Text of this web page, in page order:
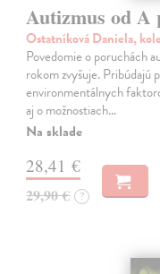
Autizmus od A
Ostatníková Daniela,
Povedomie o poruchách
rokom zvyšuje. Pribúdajú
environmentálnych
aj o možnostiach…
Na sklade
28,41 €
29,90 € ?